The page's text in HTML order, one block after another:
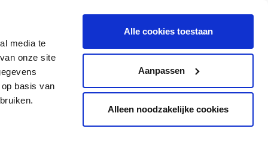
media te
onze site
basis van
Alle cookies toestaan
Aanpassen
Alleen noodzakelijke cookies